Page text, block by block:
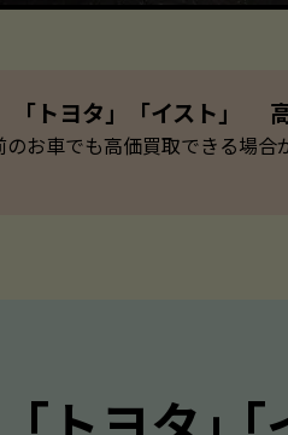
「トヨタ」「イスト」
お車でも高価買取できる場